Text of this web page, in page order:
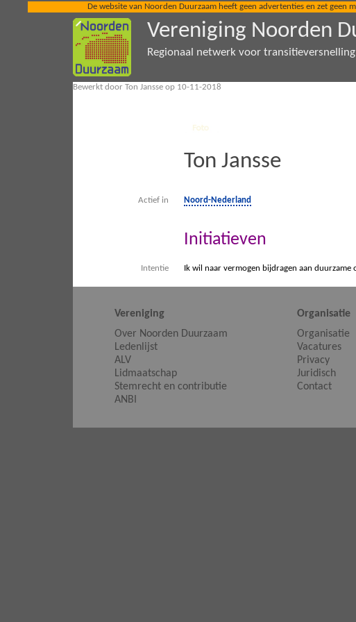
De website van Noorden Duurzaam heeft geen advertenties en zet
Vereniging Noorden
Regionaal netwerk voor
Bewerkt door Ton Jansse op 10-11-2018
Ton Jansse
Actief in Noord-Nederland
Initiatieven
Intentie Ik wil naar vermogen bijdragen aan duurzame
Vereniging
Over Noorden Duurzaam
Ledenlijst
ALV
Lidmaatschap
Stemrecht en contributie
ANBI
Organisatie
Organisatie
Vacatures
Privacy
Juridisch
Contact